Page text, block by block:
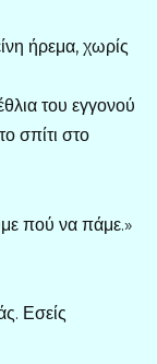
ήρεμα, χωρίς
του εγγονού
σπίτι στο
πού να πάμε.»
Εσείς